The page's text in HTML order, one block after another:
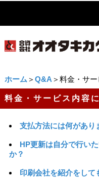
ホーム ＞ Q&A ＞料金・サ
料金・サービス内容
支払方法には何があり
HP更新は自分で行い
か？
印刷会社を紹介をして